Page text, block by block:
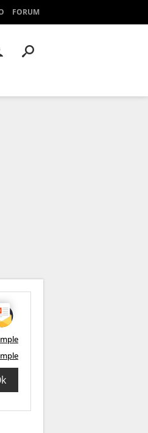
FORUM